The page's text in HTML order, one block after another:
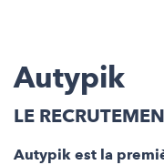
Autypik
LE
Autypik est la